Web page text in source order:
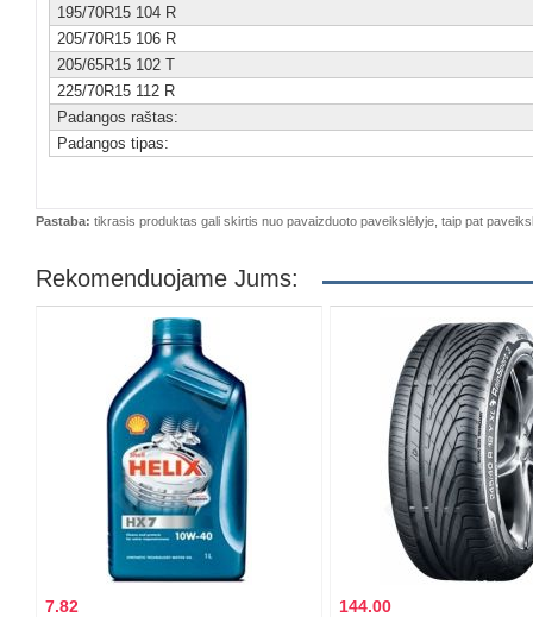
195/70R15 104 R
205/70R15 106 R
205/65R15 102 T
225/70R15 112 R
Padangos raštas:
Padangos tipas:
Pastaba: tikrasis produktas gali skirtis nuo pavaizduoto paveikslėlyje, taip pat
Rekomenduojame Jums:
7.82
144.00